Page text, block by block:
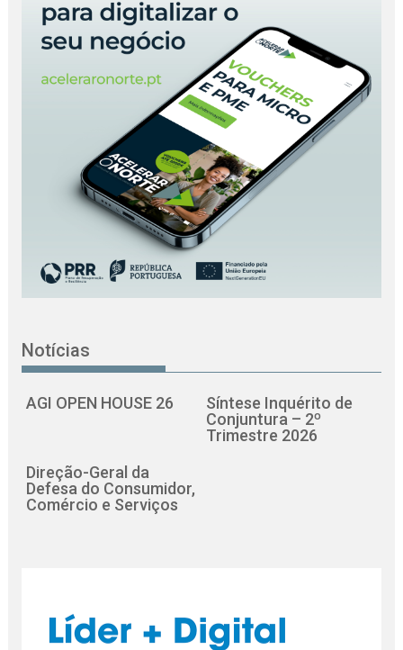
Notícias
AGI OPEN HOUSE 26
Síntese Inquérito de
Conjuntura – 2º
Trimestre 2026
Direção-Geral da
Defesa do Consumidor,
Comércio e Serviços